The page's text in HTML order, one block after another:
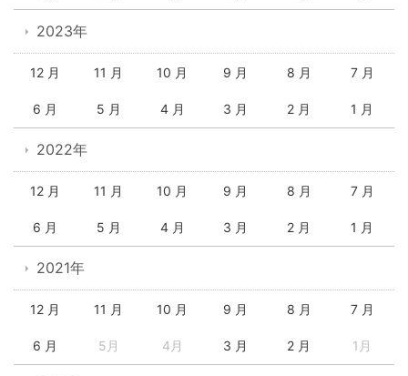
2023年
12 月 11 月 10 月 9 月 8 月 7 月
6 月 5 月 4 月 3 月 2 月 1 月
2022年
12 月 11 月 10 月 9 月 8 月 7 月
6 月 5 月 4 月 3 月 2 月 1 月
2021年
12 月 11 月 10 月 9 月 8 月 7 月
6 月 5月 4月 3 月 2 月 1月